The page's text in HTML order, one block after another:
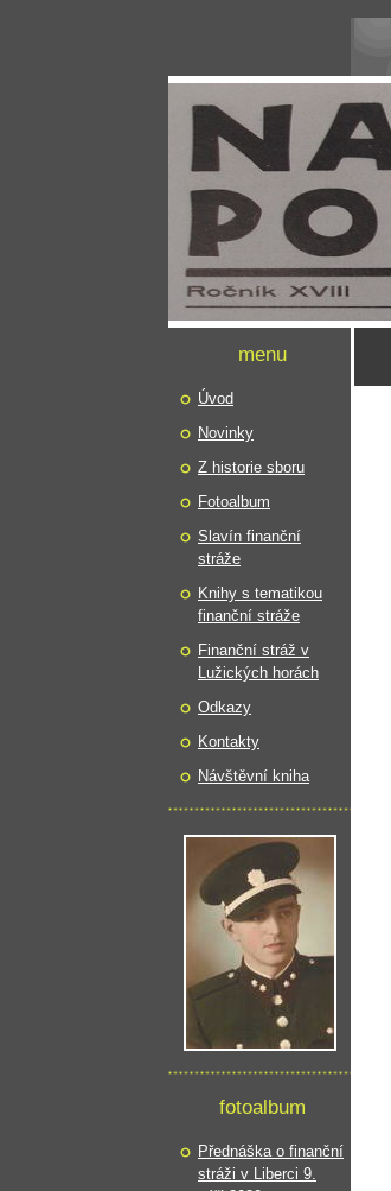
menu
Úvod
Novinky
Z historie sboru
Fotoalbum
Slavín finanční
stráže
Knihy s tematikou
finanční stráže
Finanční stráž v
Lužických horách
Odkazy
Kontakty
Návštěvní kniha
fotoalbum
Přednáška o finanční
stráži v Liberci 9.